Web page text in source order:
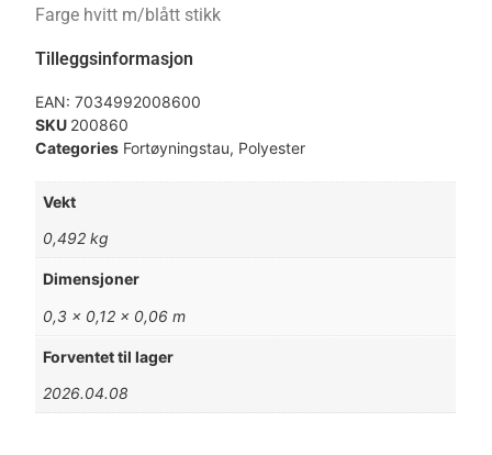
Farge hvitt m/blått stikk
Tilleggsinformasjon
EAN:7034992008600
SKU 200860
Categories Fortøyningstau, Polyester
Vekt
0,492 kg
Dimensjoner
0,3 × 0,12 × 0,06 m
Forventet til lager
2026.04.08